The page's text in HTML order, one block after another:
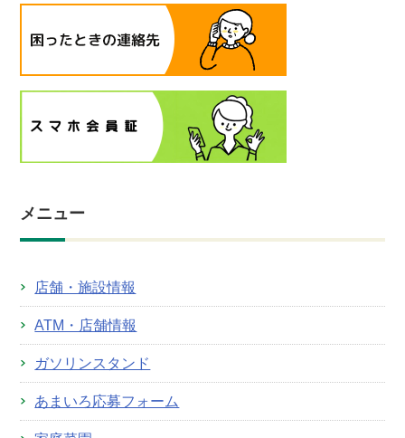
メニュー
店舗・施設情報
ATM・店舗情報
ガソリンスタンド
あまいろ応募フォーム